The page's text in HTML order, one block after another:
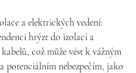
a elektrických vedení:
hrýzt do izolací a
což může vést k vážným
potenciálním nebezpečím, jako